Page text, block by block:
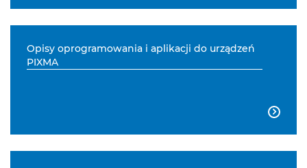
Opisy oprogramowania i aplikacji do urządzeń
PIXMA
